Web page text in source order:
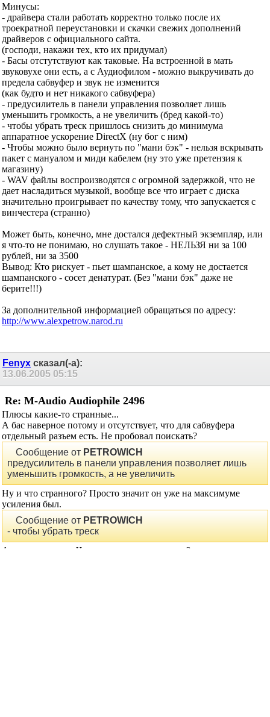
Минусы:
- драйвера стали работать корректно только после их
троекратной переустановки и скачки свежих дополнений
драйверов с официального сайта.
(господи, накажи тех, кто их придумал)
- Басы отстутствуют как таковые. На встроенной в мать
звуковухе они есть, а с Аудиофилом - можно выкручивать до
предела сабвуфер и звук не изменится
(как будто и нет никакого сабвуфера)
- предусилитель в панели управления позволяет лишь
уменьшить громкость, а не увеличить (бред какой-то)
- чтобы убрать треск пришлось снизить до минимума
аппаратное ускорение DirectX (ну бог с ним)
- Чтобы можно было вернуть по "мани бэк" - нельзя вскрывать
пакет с мануалом и миди кабелем (ну это уже претензия к
магазину)
- WAV файлы воспроизводятся с огромной задержкой, что не
дает насладиться музыкой, вообще все что играет с диска
значительно проигрывает по качеству тому, что запускается с
винчестера (странно)
Может быть, конечно, мне достался дефектный экземпляр, или
я что-то не понимаю, но слушать такое - НЕЛЬЗЯ ни за 100
рублей, ни за 3500
Вывод: Кто рискует - пьет шампанское, а кому не достается
шампанского - сосет денатурат. (Без "мани бэк" даже не
берите!!!)
За дополнительной информацией обращаться по адресу:
http://www.alexpetrow.narod.ru
Fenyxсказал(-а):
13.06.2005
Re: M-Audio Audiophile 2496
Плюсы какие-то странные...
А бас наверное потому и отсутствует, что для сабвуфера
отдельный разъем есть. Не пробовал поискать?
Сообщение отPETROWICH
предусилитель в панели управления позволяет лишь
уменьшить громкость, а не увеличить
Ну и что странного? Просто значит он уже на максимуме
усиления был.
Сообщение отPETROWICH
- чтобы убрать треск